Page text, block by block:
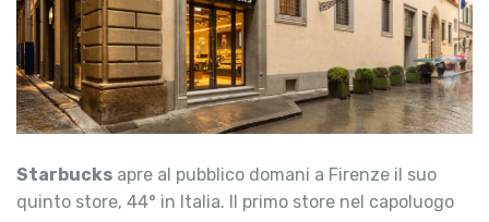
Starbucks apre al pubblico domani a Firenze il suo
quinto store, 44° in Italia. Il primo store nel capoluogo